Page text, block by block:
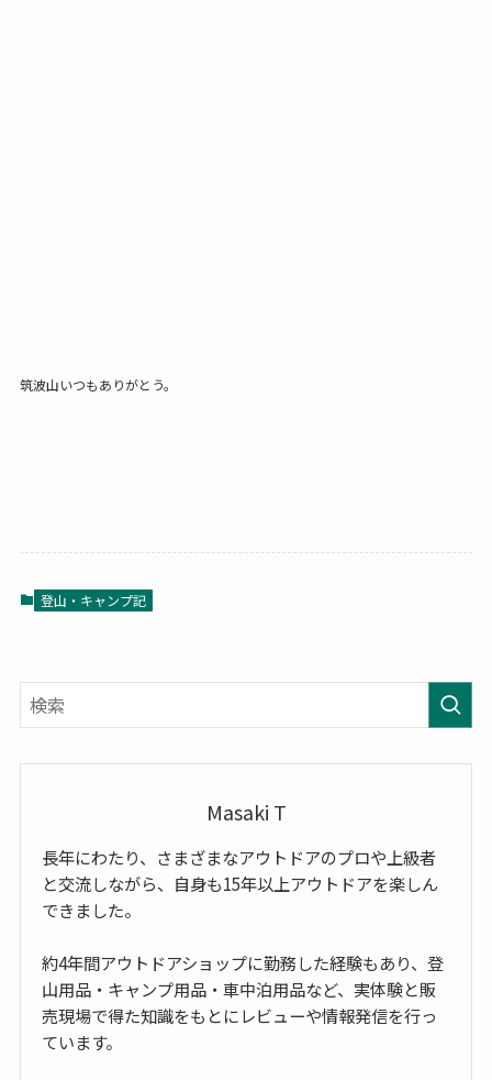
筑波山いつもありがとう。
登山・キャンプ記
Masaki T
長年にわたり、さまざまなアウトドアのプロや上級者
と交流しながら、自身も15年以上アウトドアを楽しん
できました。
約4年間アウトドアショップに勤務した経験もあり、登
山用品・キャンプ用品・車中泊用品など、実体験と販
売現場で得た知識をもとにレビューや情報発信を行っ
ています。